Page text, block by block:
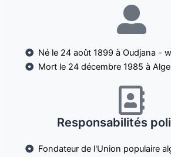
Né le 24 août 1899 à Oudjana -
Mort le 24 décembre 1985 à
Responsabilités
Fondateur de l'Union populaire